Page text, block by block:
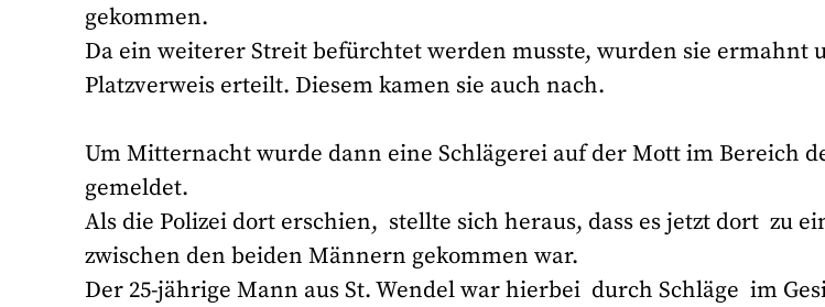
gekommen.
Da ein weiterer Streit befürchtet werden musste, wurden sie ermahnt
Platzverweis erteilt. Diesem kamen sie auch nach.
Um Mitternacht wurde dann eine Schlägerei auf der Mott im Bereich
gemeldet.
Als die Polizei dort erschien, stellte sich heraus, dass es jetzt dort zu
zwischen den beiden Männern gekommen war.
Der 25-jährige Mann aus St. Wendel war hierbei durch Schläge im